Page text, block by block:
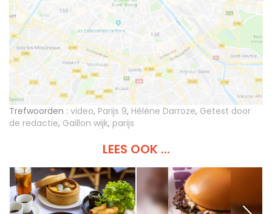
Trefwoorden : video, Parijs 9, Hélène Darroze, Getest door
de redactie, Gaillon wijk, parijs
LEES OOK ...